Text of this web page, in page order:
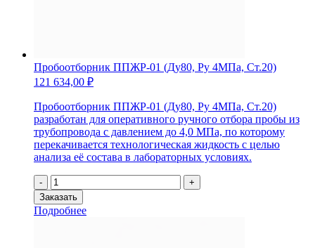
Пробоотборник ППЖР-01 (Ду80, Ру 4МПа, Ст.20)
121 634,00 ₽
Пробоотборник ППЖР-01 (Ду80, Ру 4МПа, Ст.20)
разработан для оперативного ручного отбора пробы из
трубопровода с давлением до 4,0 МПа, по которому
перекачивается технологическая жидкость с целью
анализа её состава в лабораторных условиях.
-
Количество
товара
Пробоотборник
ППЖР-01
+
Заказать
Подробнее